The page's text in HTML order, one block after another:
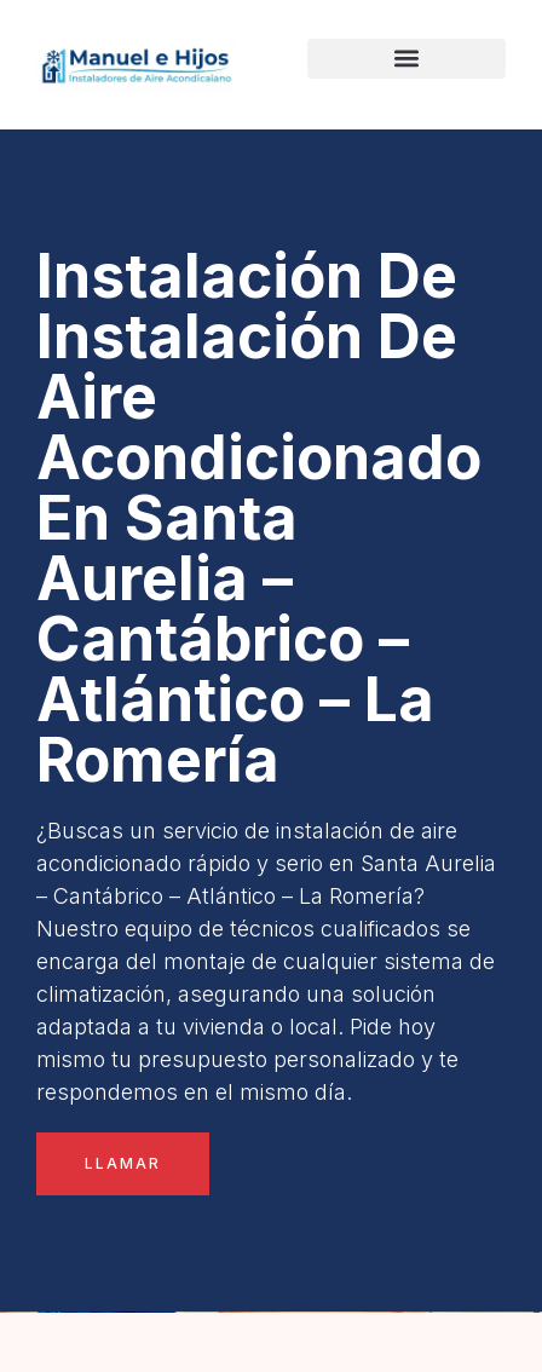
Instalación De
Instalación De
Aire
Acondicionado
En Santa
Aurelia –
Cantábrico –
Atlántico – La
Romería
¿Buscas un servicio de instalación de aire
acondicionado rápido y serio en Santa Aurelia
– Cantábrico – Atlántico – La Romería?
Nuestro equipo de técnicos cualificados se
encarga del montaje de cualquier sistema de
climatización, asegurando una solución
adaptada a tu vivienda o local. Pide hoy
mismo tu presupuesto personalizado y te
respondemos en el mismo día.
LLAMAR